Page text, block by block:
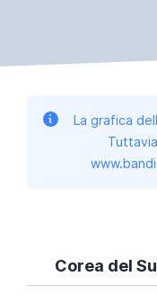
La grafica
Corea del